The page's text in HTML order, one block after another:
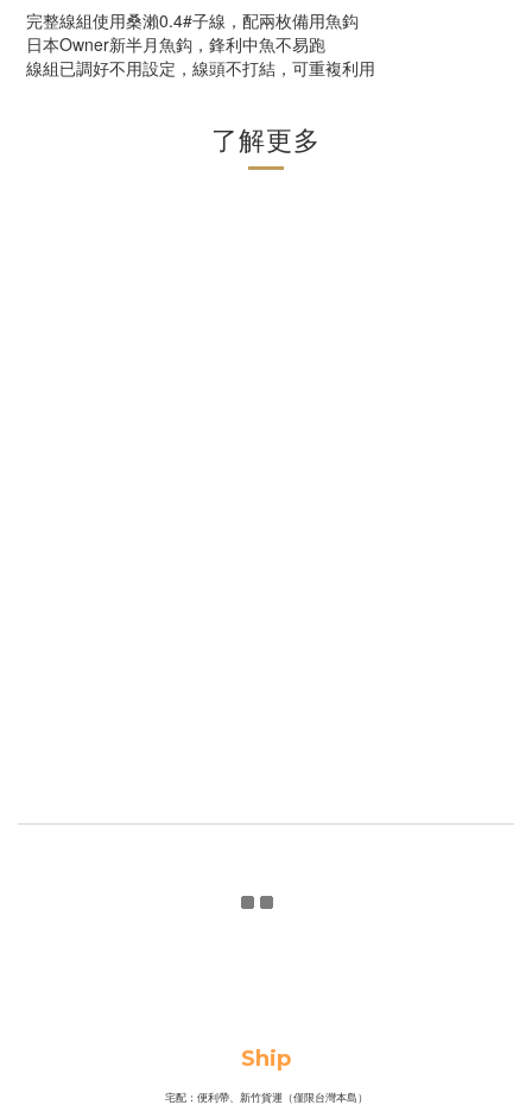
完整線組使用桑瀨0.4#子線，配兩枚備用魚鈎
日本Owner新半月魚鈎，鋒利中魚不易跑
線組已調好不用設定，線頭不打結，可重複利用
了解更多
Ship
宅配：便利帶、新竹貨運（僅限台灣本島）